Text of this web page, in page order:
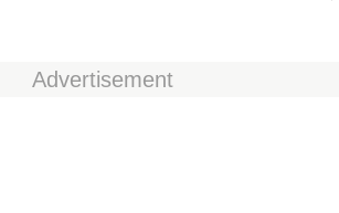
Advertisement